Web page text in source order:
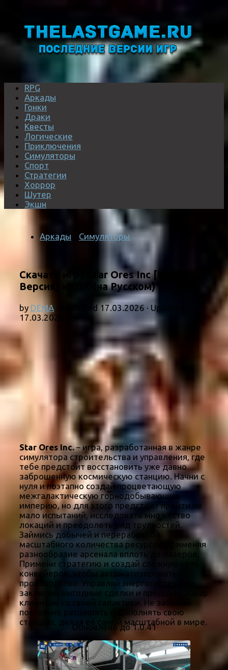
RPG
Аркады
Гонки
Драки
Квесты
Логические
Приключения
Симуляторы
Спорт
Стратегии
Хоррор
Шутер
Экшн
Аркады Симуляторы
Скачать игру Star Ores Inc [Новая
Версия] на ПК (на Русском)
by DEMA · Published 17.03.2026 · Updated
17.03.2026
Star Ores Inc.– игра, разработанная в жанре
симулятора строительства и управления, где
тебе предстоит восстановить уже давно
заброшенную космическую станцию. Начни с
нуля и поэтапно создай процветающую
межгалактическую горнодобывающую
империю, но для этого предстоит пройти не
мало испытаний, исследовать множество
локаций и преодолеть ряд трудностей.
Займись добычей и переработкой
масштабного количества ресурсов, применяя
разнообразие арсенала вплоть до лазеров.
Примени стратегию и создай сложную сеть
конвейеров, чтобы автоматизировать
производство. Управляй энергосистемами,
заключай выгодные сделки и продавай товар
клиентам со своей галактики. Не забывай
постоянно расширять и дополнять свою
станцию, делая её самой масштабной в мире.
Обновлено до 1.0.41